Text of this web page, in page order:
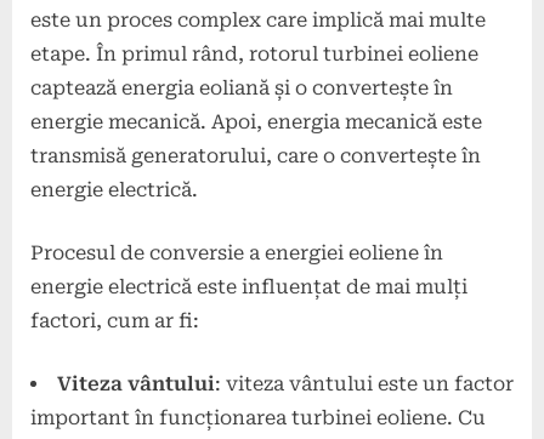
este un proces complex care implică mai multe
etape. În primul rând, rotorul turbinei eoliene
captează energia eoliană și o convertește în
energie mecanică. Apoi, energia mecanică este
transmisă generatorului, care o convertește în
energie electrică.
Procesul de conversie a energiei eoliene în
energie electrică este influențat de mai mulți
factori, cum ar fi:
Viteza vântului: viteza vântului este un factor
important în funcționarea turbinei eoliene. Cu